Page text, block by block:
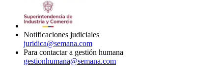
Notificaciones judiciales
juridica@semana.com
Para contactar a gestión humana
gestionhumana@semana.com